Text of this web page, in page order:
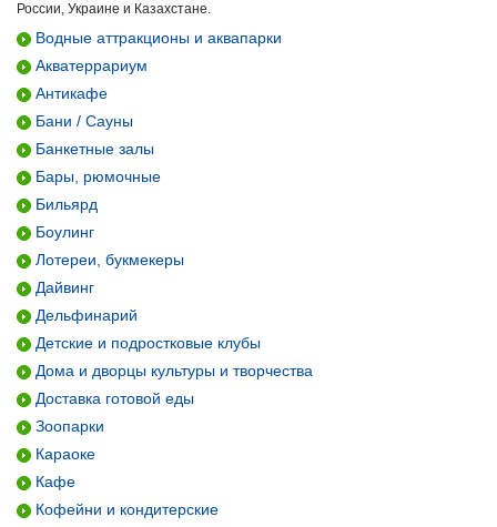
России, Украине и Казахстане.
Водные аттракционы и аквапарки
Акватеррариум
Антикафе
Бани / Сауны
Банкетные залы
Бары, рюмочные
Бильярд
Боулинг
Лотереи, букмекеры
Дайвинг
Дельфинарий
Детские и подростковые клубы
Дома и дворцы культуры и творчества
Доставка готовой еды
Зоопарки
Караоке
Кафе
Кофейни и кондитерские